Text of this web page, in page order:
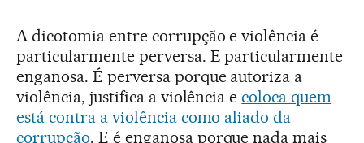
A dicotomia entre corrupção e violência é
particularmente perversa. E particularmente
enganosa. É perversa porque autoriza a
violência, justifica a violência ecoloca quem
está contra a violência como aliado da
corrupção. E é enganosa porque nada mais